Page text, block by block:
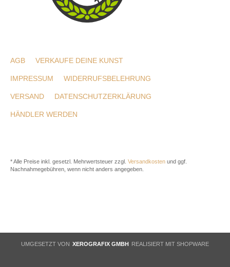
AGB VERKAUFE DEINE KUNST
IMPRESSUM WIDERRUFSBELEHRUNG
VERSAND DATENSCHUTZERKLÄRUNG
HÄNDLER WERDEN
* Alle Preise inkl. gesetzl. Mehrwertsteuer zzgl. Versandkosten und ggf.
Nachnahmegebühren, wenn nicht anders angegeben.
UMGESETZT VON XEROGRAFIX GMBH REALISIERT MIT SHOPWARE